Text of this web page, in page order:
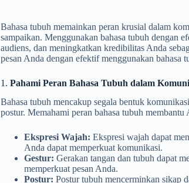
Bahasa tubuh memainkan peran krusial dalam
sampaikan. Menggunakan bahasa tubuh dengan
audiens, dan meningkatkan kredibilitas Anda
pesan Anda dengan efektif menggunakan bahasa
1. Pahami Peran Bahasa Tubuh dalam
Bahasa tubuh mencakup segala bentuk
postur. Memahami peran bahasa tubuh
Ekspresi Wajah: Ekspresi wajah dapat
Anda dapat memperkuat komunikasi.
Gestur: Gerakan tangan dan tubuh dapat
memperkuat pesan Anda.
Postur: Postur tubuh mencerminkan sikap